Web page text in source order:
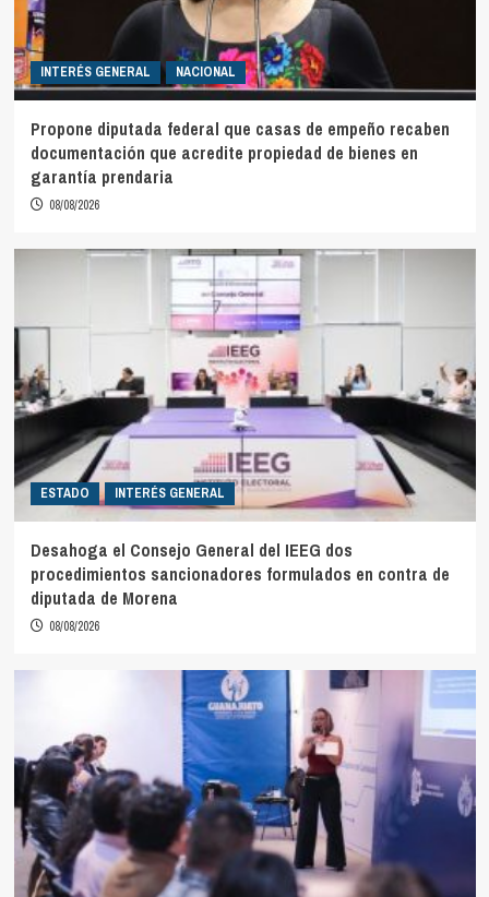
INTERÉS GENERAL NACIONAL
Propone diputada federal que casas de empeño recaben
documentación que acredite propiedad de bienes en
garantía prendaria
08/08/2026
ESTADO INTERÉS GENERAL
Desahoga el Consejo General del IEEG dos
procedimientos sancionadores formulados en contra de
diputada de Morena
08/08/2026